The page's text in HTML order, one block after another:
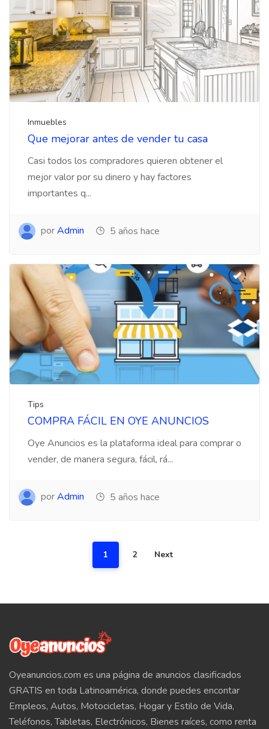
Inmuebles
Que mejorar antes de vender tu casa
Casi todos los compradores quieren obtener el
mejor valor por su dinero y hay factores
importantes q...
porAdmin 5 años hace
Tips
COMPRA FÁCIL EN OYE ANUNCIOS
Oye Anuncios es la plataforma ideal para comprar o
vender, de manera segura, fácil, rá...
porAdmin 5 años hace
1 2 Next
Oyeanuncios.com es una página de anuncios clasificados
GRATIS en toda Latinoamérica, donde puedes encontar
Empleos, Autos, Motocicletas, Hogar y Estilo de Vida,
Teléfonos, Tabletas, Electrónicos, Bienes raíces, como renta